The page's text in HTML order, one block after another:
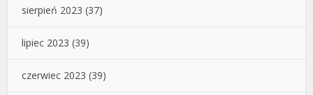
sierpień 2023 (37)
lipiec 2023 (39)
czerwiec 2023 (39)